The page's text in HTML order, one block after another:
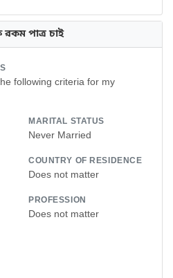
পাত্র চাই
following criteria for my
MARITAL STATUS
Never Married
COUNTRY OF RESIDENCE
Does not matter
PROFESSION
Does not matter